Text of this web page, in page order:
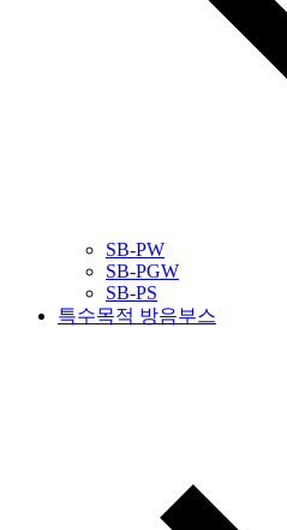
SB-PW
SB-PGW
SB-PS
특수목적 방음부스